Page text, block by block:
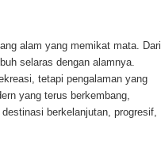
alam yang memikat mata. Dari
selaras dengan alamnya.
tetapi pengalaman yang
yang terus berkembang,
berkelanjutan, progresif,